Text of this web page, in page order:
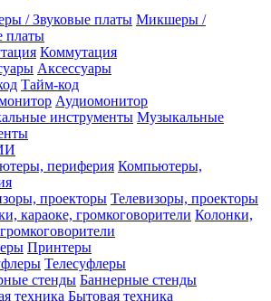
Микшеры /
платы
Коммутация
Аксессуары
Тайм-код
Аудиомонитор
Музыкальные
Компьютеры,
Телевизоры, проекторы
Колонки,
Принтеры
Телесуфлеры
Баннерные стенды
Бытовая техника